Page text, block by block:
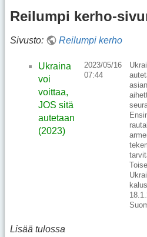
Reilumpi kerho-
Sivusto: Reilumpi kerho
Ukraina
voi
voittaa,
JOS sitä
autetaan
(2023)
2023/05/16
07:44
Lisää tulossa